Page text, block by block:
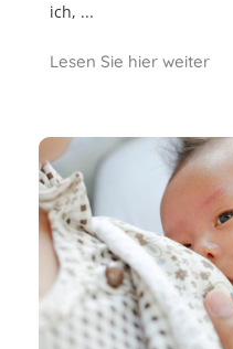
ich, ...
Lesen Sie hier weiter